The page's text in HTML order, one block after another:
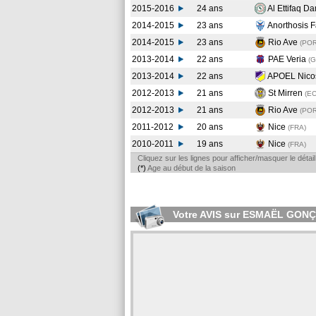
2015-2016
24 ans Al Ettifaq
2014-2015
23 ans Anorthosis
2014-2015
23 ans Rio Ave
2013-2014
22 ans PAE Veria
2013-2014
22 ans APOEL
2012-2013
21 ans St Mirren
2012-2013
21 ans Rio Ave
2011-2012
20 ans Nice (FRA)
2010-2011
19 ans Nice (FRA)
Cliquez sur les lignes pour afficher/masquer le
(*) Age au début de la saison
Votre AVIS sur ESMAËL